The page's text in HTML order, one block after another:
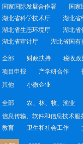
国家国际发展合作署
国家
湖北省科学技术厅
湖北省
湖北省生态环境厅
湖北省
湖北省审计厅
湖北省国有
全部 财政扶持 税收政
项目申报
产学研合作
其他
小微企业
全部 农、林、牧、渔业
信息传输、软件和信息技术服
教育
卫生和社会工作